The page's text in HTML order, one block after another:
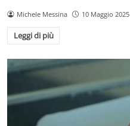
Michele Messina 10 Maggio 2025
Leggi di più